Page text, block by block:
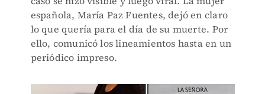
española, María Paz Fuentes, dejó en claro
lo que quería para el día de su muerte. Por
ello, comunicó los lineamientos hasta en un
periódico impreso.